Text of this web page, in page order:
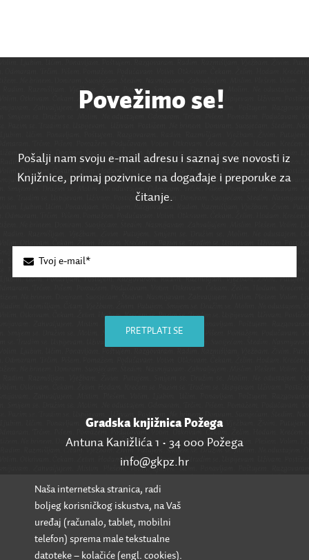
Povežimo se!
Pošalji nam svoju e-mail adresu i saznaj sve novosti iz
Knjižnice, primaj pozivnice na događaje i preporuke za
čitanje.
PRETPLATI SE
Gradska knjižnica Požega
Antuna Kanižlića 1 • 34 000 Požega
info@gkpz.hr
SVI KONTAKTI
Naša internetska stranica, radi
boljeg korisničkog iskustva, na Vaš
uređaj (računalo, tablet, mobilni
telefon) sprema male tekstualne
datoteke – kolačiće (engl. cookies).